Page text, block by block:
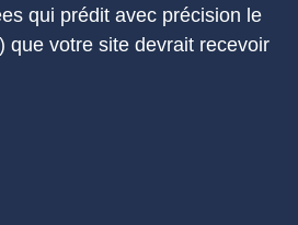
qui prédit avec précision le
que votre site devrait recevoir